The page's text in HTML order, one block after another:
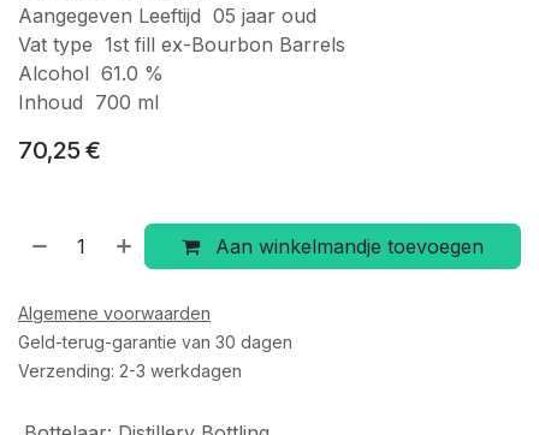
Aangegeven Leeftijd 05 jaar oud
Vat type 1st fill ex-Bourbon Barrels
Alcohol 61.0 %
Inhoud 700 ml
70,25 €
Aan winkelmandje toevoegen
Algemene voorwaarden
Geld-terug-garantie van 30 dagen
Verzending: 2-3 werkdagen